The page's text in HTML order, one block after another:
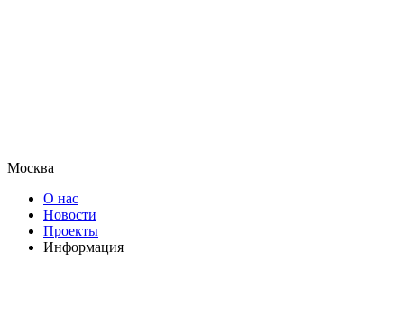
Москва
О нас
Новости
Проекты
Информация